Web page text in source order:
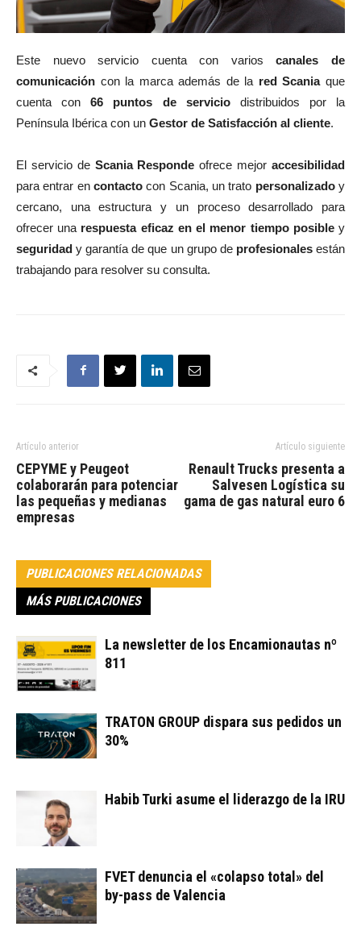
Este nuevo servicio cuenta con varioscanales de
comunicación con la marca además de la red Scaniaque
cuenta con66 puntos de serviciodistribuidos por la
Península Ibérica con un Gestor de Satisfacción al cliente.
El servicio de Scania Responde ofrece mejoraccesibilidad
para entrar en contacto con Scania, un trato personalizadoy
cercano, una estructura y un proceso desarrollado para
ofrecer una respuesta eficaz en el menor tiempo posibley
seguridad y garantía de que un grupo de profesionalesestán
trabajando para resolver su consulta.
Artículo anterior
CEPYME y Peugeot
colaborarán para potenciar
las pequeñas y medianas
empresas
Artículo siguiente
Renault Trucks presenta a
Salvesen Logística su
gama de gas natural euro 6
PUBLICACIONES RELACIONADAS
MÁS PUBLICACIONES
La newsletter de los Encamionautas nº
811
TRATON GROUP dispara sus pedidos un
30%
Habib Turki asume el liderazgo de la IRU
FVET denuncia el «colapso total» del
by-pass de Valencia